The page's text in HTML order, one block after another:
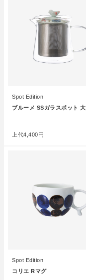
Spot Edition
ブルーメ SSガラスポット 大
上代4,400円
Spot Edition
コリエ Rマグ